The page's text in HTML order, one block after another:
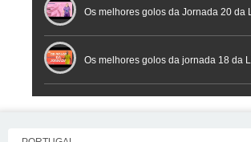
Placard
Os melhores golos da Jornada 20 da
Placard
Os melhores golos da jornada 18 da